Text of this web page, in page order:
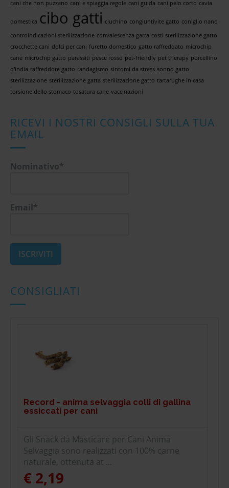
cani che non puzzano cani e spiaggia regole cani guida cani pelo corto cavia
domestica cibo gatti ciuchino congiuntivite gatto coniglio nano
controindicazioni sterilizzazione convalescenza gatta costi sterilizzazione gatto
crocchette cani dolci per cani furetto domestico gatto raffreddato microchip
cane microchip gatto parassiti pesce rosso pet-friendly pet therapy porcellino
d'india raffreddore gatto randagismo sintomi da stress sonno gatto
sterilizzazione sterilizzazione gatta sterilizzazione gatto tartarughe in casa
torsione dello stomaco tosatura cane vaccinazioni
RICEVI I NOSTRI CONSIGLI SULLA TUA
EMAIL
Nominativo*
Email*
CONSIGLIATI
Record - anima selvaggia colli di gallina
essiccati per cani
Gli Snack da Masticare per Cani Anima
Selvaggia sono realizzati con 100% carne
naturale, ottenuta at ...
€ 2,19